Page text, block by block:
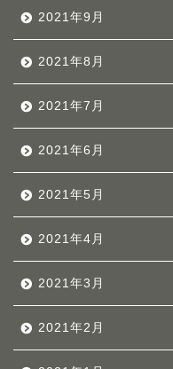
2021年9月
2021年8月
2021年7月
2021年6月
2021年5月
2021年4月
2021年3月
2021年2月